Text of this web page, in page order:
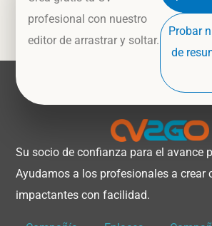
profesional con nuestro
editor de arrastrar y soltar.
Probar
de
Su socio de confianza para el avance
Ayudamos a los profesionales a crear
impactantes con facilidad.